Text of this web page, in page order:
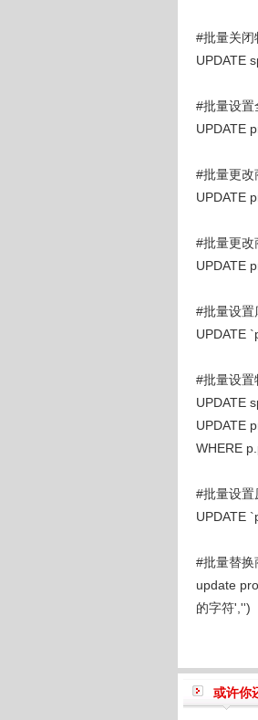
#批量关闭
UPDATE
#批量设置
UPDATE
#批量更改
UPDATE
#批量更改
UPDATE
#批量设置
UPDATE
#批量设
UPDATE
UPDATE
WHERE
#批量设置
UPDATE
#批量替换
update
的字符','')
或许你